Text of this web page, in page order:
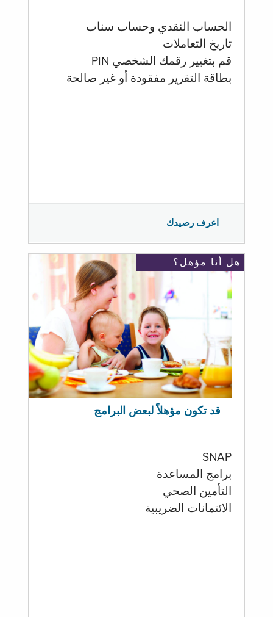
الحساب النقدي وحساب سناب
تاريخ التعاملات
قم بتغيير رقمك الشخصي PIN
بطاقة التقرير مفقودة أو غير صالحة
اعرف رصيدك
هل أنا مؤهل؟
قد تكون مؤهلاً لبعض البرامج
SNAP
برامج المساعدة
التأمين الصحي
الائتمانات الضريبية